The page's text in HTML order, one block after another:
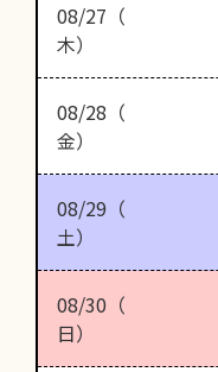
08/27（
木）
08/28（
金）
08/29（
土）
08/30（
日）